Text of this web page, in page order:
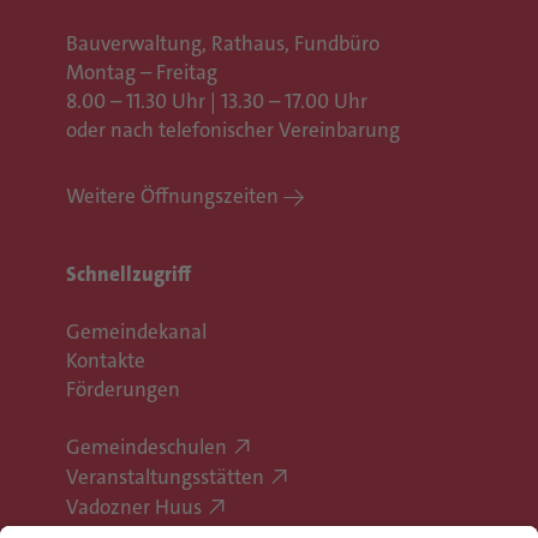
Bauverwaltung, Rathaus, Fundbüro
Montag – Freitag
8.00 – 11.30 Uhr | 13.30 – 17.00 Uhr
oder nach telefonischer Vereinbarung
Weitere Öffnungszeiten
Schnellzugriff
Gemeindekanal
Kontakte
Förderungen
Gemeindeschulen
Veranstaltungsstätten
Vadozner Huus